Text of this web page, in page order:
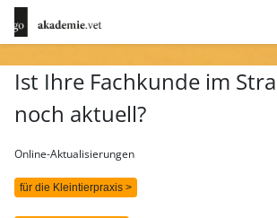
Ist Ihre Fachkunde im
noch aktuell?
Online-Aktualisierungen
für die Kleintierpraxis >